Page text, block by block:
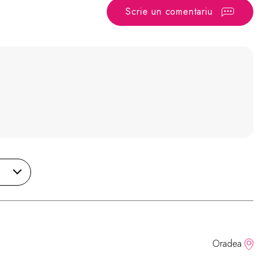
Scrie un comentariu
Oradea